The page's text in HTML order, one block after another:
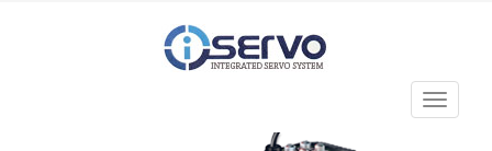
Toggle